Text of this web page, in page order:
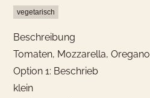
vegetarisch
Beschreibung
Tomaten, Mozzarella, Oregano
Option 1: Beschrieb
klein